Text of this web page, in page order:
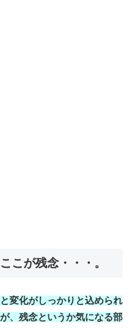
こが残念・・・。
変化がしっかりと込められ
、残念というか気になる部